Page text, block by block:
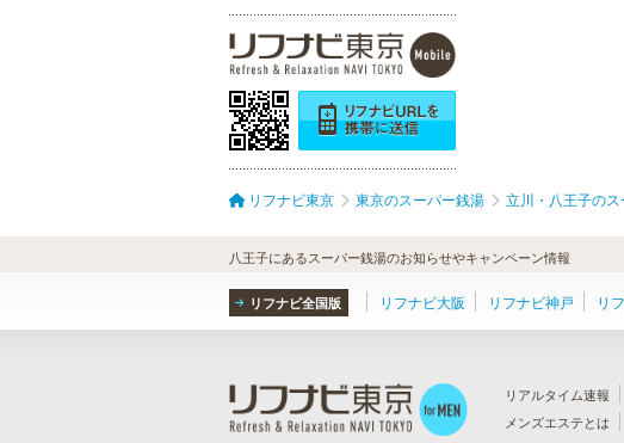
リフナビ東京 東京のスーパー銭湯 立川・八王子の
八王子にあるスーパー銭湯のお知らせやキャンペーン情報
リフナビ全国版 リフナビ大阪 リフナビ神戸 リ
リアルタイム速報
メンズエステとは